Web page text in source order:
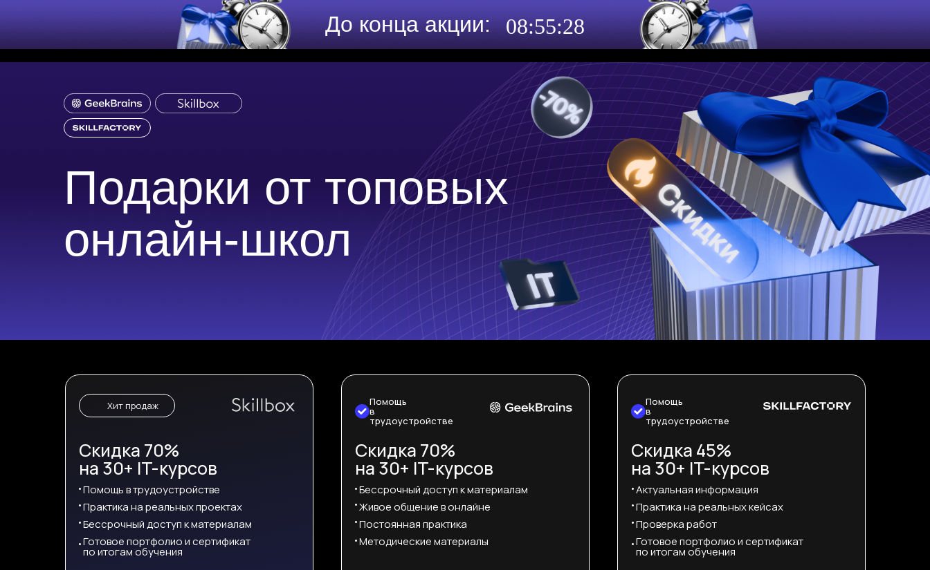
До конца акции: 08:55:26
Подарки от топовых
онлайн-школ
Cкидка 70%
на 30+ IT-курсов
Готовое портфолио и сертификат
по итогам обучения
Бессрочный доступ к материалам
Практика на реальных проектах
Помощь в трудоустройстве
Cкидка 45%
на 30+ IT-курсов
Готовое портфолио и сертификат
по итогам обучения
Проверка работ
Практика на реальных кейсах
Актуальная информация
Cкидка 70%
на 30+ IT-курсов
Методические материалы
Постоянная практика
Живое общение в онлайне
Бессрочный доступ к материалам
Хит продаж Помощь
в
трудоустройстве
Помощь
в
трудоустройстве